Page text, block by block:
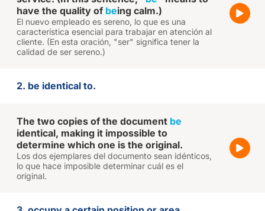
have the quality of being calm.)
El nuevo empleado es sereno, lo que es una
característica esencial para trabajar en atención al
cliente. (En esta oración, "ser" significa tener la
calidad de ser sereno.)
2. be identical to.
The two copies of the document be
identical, making it impossible to
determine which one is the original.
Los dos ejemplares del documento sean idénticos,
lo que hace imposible determinar cuál es el
original.